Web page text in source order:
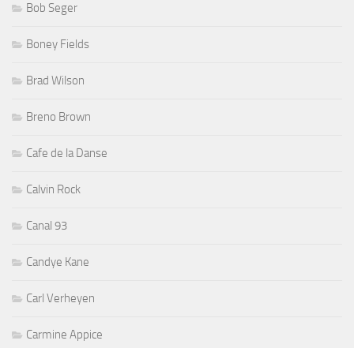
Bob Seger
Boney Fields
Brad Wilson
Breno Brown
Cafe de la Danse
Calvin Rock
Canal 93
Candye Kane
Carl Verheyen
Carmine Appice